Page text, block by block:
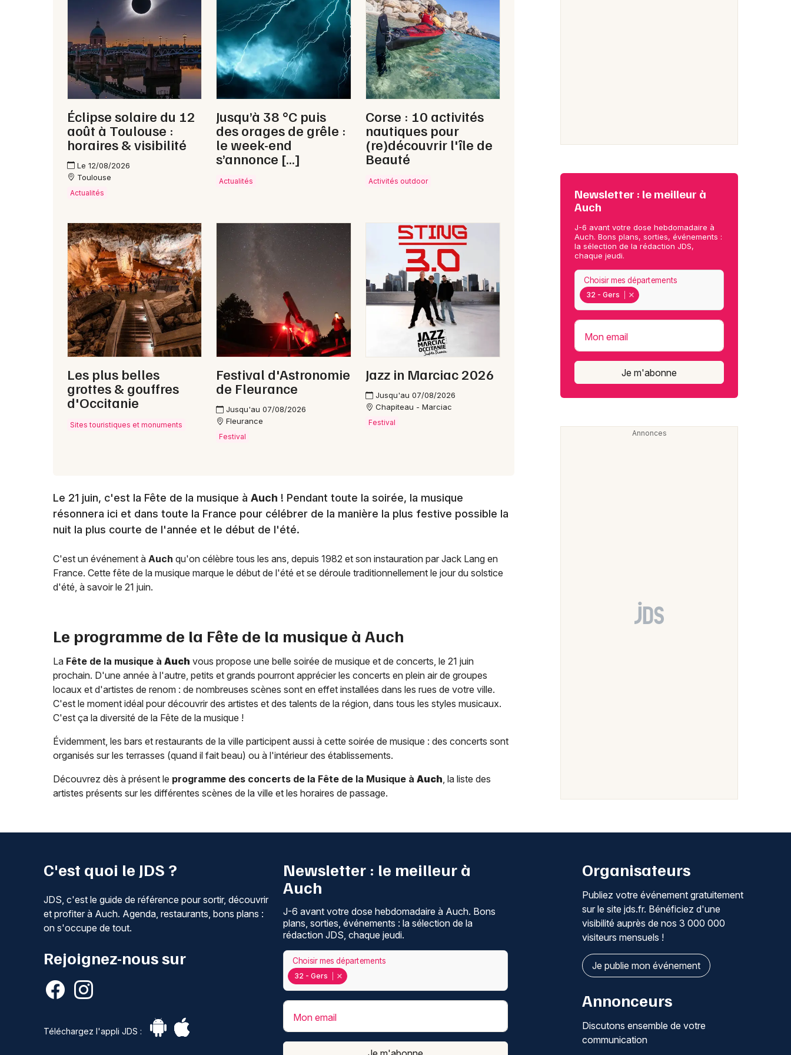
Newsletter des sorties
Artistes en tournée
Actus à Auch
Magazine à Auch
Choisir mes départements
Mon email
Éclipse solaire du 12
août à Toulouse :
horaires & visibilité
Le 12/08/2026
Toulouse
Actualités
Jusqu’à 38 °C puis
des orages de grêle :
le week-end
s’annonce […]
Actualités
Corse : 10 activités
nautiques pour
(re)découvrir l'île de
Beauté
Activités outdoor
Les plus belles
grottes & gouffres
d'Occitanie
Sites touristiques et monuments
Festival d'Astronomie
de Fleurance
Jusqu'au 07/08/2026
Fleurance
Festival
Jazz in Marciac 2026
Jusqu'au 07/08/2026
Chapiteau - Marciac
Festival
Le 21 juin, c'est la Fête de la musique à Auch ! Pendant toute la soirée, la musique
résonnera ici et dans toute la France pour célébrer de la manière la plus festive possible la
nuit la plus courte de l'année et le début de l'été.
C'est un événement à Auch qu'on célèbre tous les ans, depuis 1982 et son instauration par Jack Lang en
France. Cette fête de la musique marque le début de l'été et se déroule traditionnellement le jour du solstice
d'été, à savoir le 21 juin.
Le programme de la Fête de la musique à Auch
La Fête de la musique à Auch vous propose une belle soirée de musique et de concerts, le 21 juin
prochain. D'une année à l'autre, petits et grands pourront apprécier les concerts en plein air de groupes
locaux et d'artistes de renom : de nombreuses scènes sont en effet installées dans les rues de votre ville.
C'est le moment idéal pour découvrir des artistes et des talents de la région, dans tous les styles musicaux.
C'est ça la diversité de la Fête de la musique !
Évidemment, les bars et restaurants de la ville participent aussi à cette soirée de musique : des concerts sont
organisés sur les terrasses (quand il fait beau) ou à l'intérieur des établissements.
Découvrez dès à présent le programme des concerts de la Fête de la Musique à Auch, la liste des
artistes présents sur les différentes scènes de la ville et les horaires de passage.
Newsletter : le meilleur à
Auch
J-6 avant votre dose hebdomadaire à
Auch. Bons plans, sorties, événements :
la sélection de la rédaction JDS,
chaque jeudi.
32 - Gers
Choisir mes départements
Mon email
Je m'abonne
C'est quoi le JDS ?
JDS, c'est le guide de référence pour sortir, découvrir
et profiter à Auch. Agenda, restaurants, bons plans :
on s'occupe de tout.
Rejoignez-nous sur
Téléchargez l'appli JDS :
Newsletter : le meilleur à
Auch
J-6 avant votre dose hebdomadaire à Auch. Bons
plans, sorties, événements : la sélection de la
rédaction JDS, chaque jeudi.
32 - Gers
Choisir mes départements
Mon email
Organisateurs
Publiez votre événement gratuitement
sur le site jds.fr. Bénéficiez d'une
visibilité auprès de nos 3 000 000
visiteurs mensuels !
Je publie mon événement
Annonceurs
Discutons ensemble de votre
communication